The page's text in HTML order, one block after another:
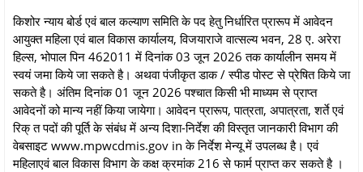
किशोर न्याय बोर्ड एवं बाल कल्याण समिति के पद हेतु निर्धारित प्रारूप में आवेदन
आयुक्त महिला एवं बाल विकास कार्यालय, विजयाराजे वात्सल्य भवन, 28 ए. अरेरा
हिल्स, भोपाल पिन 462011 में दिनांक 03 जून 2026 तक कार्यालीन समय में
स्वयं जमा किये जा सकते है। अथवा पंजीकृत डाक / स्पीड पोस्ट से प्रेषित किये जा
सकते है। अंतिम दिनांक 01 जून 2026 पश्चात किसी भी माध्यम से प्राप्त
आवेदनों को मान्य नहीं किया जायेगा। आवेदन प्रारूप, पात्रता, अपात्रता, शर्ते एवं
रिक् त पदों की पूर्ति के संबंध में अन्य दिशा-निर्देश की विस्तृत जानकारी विभाग की
वेबसाइट www.mpwcdmis.gov in के निर्देश मेन्यू में उपलब्ध है। एवं
महिलाएवं बाल विकास विभाग के कक्ष क्रमांक 216 से फार्म प्राप्त कर सकते है ।